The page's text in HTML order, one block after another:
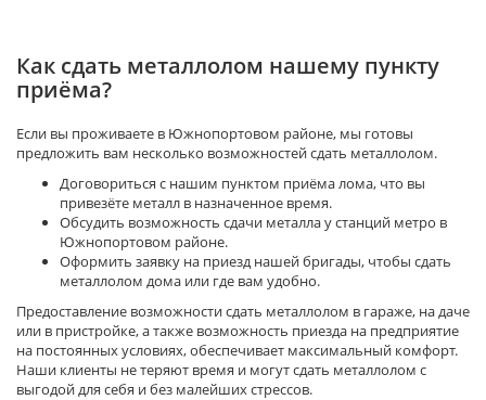
Как сдать металлолом нашему пункту
приёма?
Если вы проживаете в Южнопортовом районе, мы готовы
предложить вам несколько возможностей сдать металлолом.
Договориться с нашим пунктом приёма лома, что вы
привезёте металл в назначенное время.
Обсудить возможность сдачи металла у станций метро в
Южнопортовом районе.
Оформить заявку на приезд нашей бригады, чтобы сдать
металлолом дома или где вам удобно.
Предоставление возможности сдать металлолом в гараже, на даче
или в пристройке, а также возможность приезда на предприятие
на постоянных условиях, обеспечивает максимальный комфорт.
Наши клиенты не теряют время и могут сдать металлолом с
выгодой для себя и без малейших стрессов.